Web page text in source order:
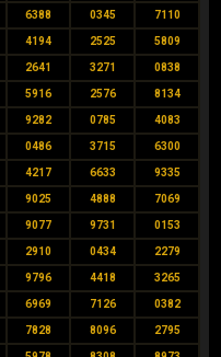
6388 0345 7110
4194 2525 5809
2641 3271 0838
5916 2576 8134
9282 0785 4083
0486 3715 6300
4217 6633 9335
9025 4888 7069
9077 9731 0153
2910 0434 2279
9796 4418 3265
6969 7126 0382
7828 8096 2795